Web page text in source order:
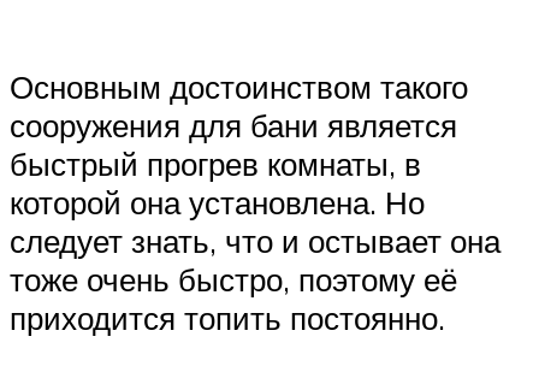
Основным достоинством такого
сооружения для бани является
быстрый прогрев комнаты, в
которой она установлена. Но
следует знать, что и остывает она
тоже очень быстро, поэтому её
приходится топить постоянно.